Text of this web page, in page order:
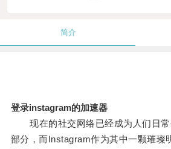
简介
登录instagram的加速器
现在的社交网络已经成为人们日常
部分，而Instagram作为其中一颗璀璨